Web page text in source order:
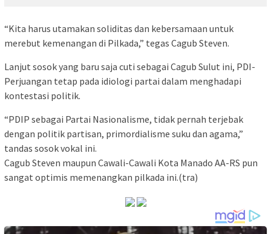
“Kita harus utamakan soliditas dan kebersamaan untuk
merebut kemenangan di Pilkada,” tegas Cagub Steven.
Lanjut sosok yang baru saja cuti sebagai Cagub Sulut ini, PDI-
Perjuangan tetap pada idiologi partai dalam menghadapi
kontestasi politik.
“PDIP sebagai Partai Nasionalisme, tidak pernah terjebak
dengan politik partisan, primordialisme suku dan agama,”
tandas sosok vokal ini.
Cagub Steven maupun Cawali-Cawali Kota Manado AA-RS pun
sangat optimis memenangkan pilkada ini.(tra)